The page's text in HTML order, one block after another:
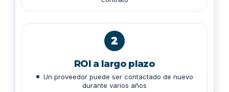
2
ROI a largo plazo
Un proveedor puede ser contactado de nuevo
durante varios años